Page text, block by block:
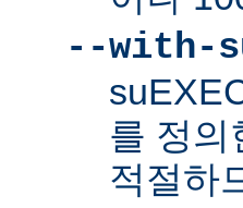
--with-
를 정의
적절하